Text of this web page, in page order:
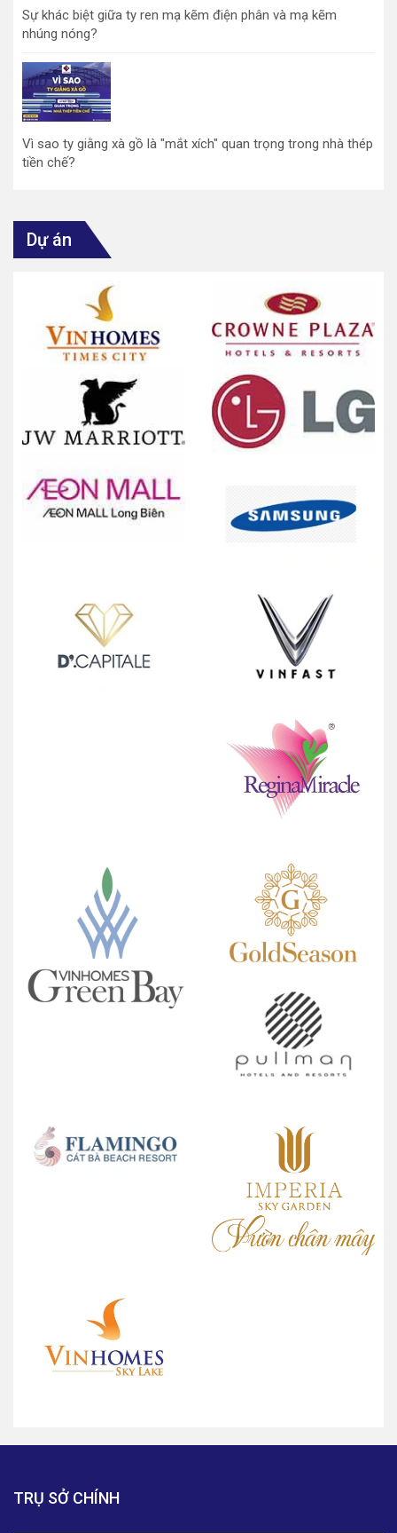
Sự khác biệt giữa ty ren mạ kẽm điện phân và mạ kẽm
nhúng nóng?
Vì sao ty giằng xà gồ là "mắt xích" quan trọng trong nhà thép
tiền chế?
Dự án
TRỤ SỞ CHÍNH